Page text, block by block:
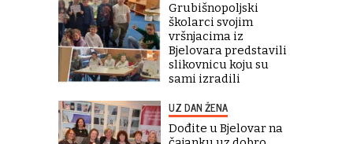
Grubišnopoljski
školarci svojim
vršnjacima iz
Bjelovara predstavili
slikovnicu koju su
sami izradili
UZ DAN ŽENA
Dođite u Bjelovar na